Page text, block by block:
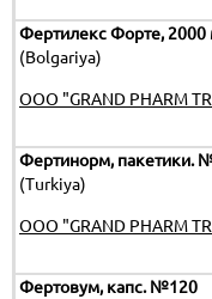
Фертилекс Форте,
(Bolgariya)
OOO "GRAND PHARM
Фертинорм, пакетики.
(Turkiya)
OOO "GRAND PHARM
Фертовум, капс. №120